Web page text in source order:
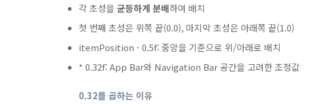
각 초성을 균등하게 분배하여 배치
첫 번째 초성은 위쪽 끝(0.0), 마지막 초성은 아래쪽 끝(1.0)
itemPosition - 0.5f: 중앙을 기준으로 위/아래로 배치
* 0.32f: App Bar와 Navigation Bar 공간을 고려한 조정값
0.32를 곱하는 이유